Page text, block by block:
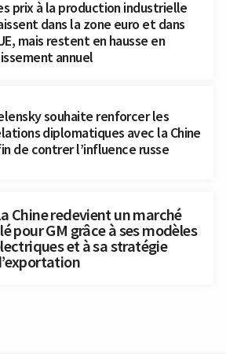
prix à la production industrielle
dans la zone euro et dans
mais restent en hausse en
annuel
souhaite renforcer les
diplomatiques avec la Chine
de contrer l’influence russe
Chine redevient un marché
pour GM grâce à ses modèles
et à sa stratégie